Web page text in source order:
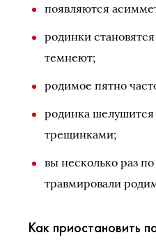
появляются
родинки
темнеют;
родимое пятно
родинка
трещинками;
вы несколько раз
травмировали
Как приостановить